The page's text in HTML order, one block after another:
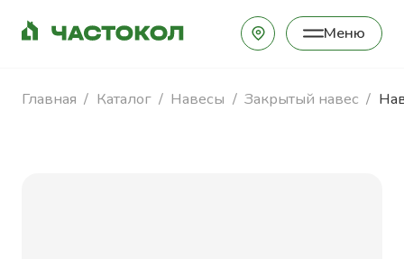
Меню
Закрыть
Главная Каталог Навесы Закрытый навес